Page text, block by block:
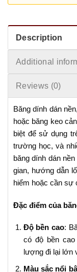
Description
Additional
Reviews (0)
Băng dính dán
hoặc băng keo
biệt để sử dụng
trường học, và
băng dính dán
gian, hướng dẫn
hiểm hoặc cần sự
Đặc điểm của
Độ bền cao:
có độ bền
lượng đi lại lớn
Màu sắc nổi